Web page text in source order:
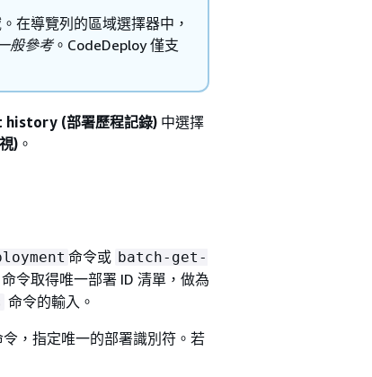
在導覽列的區域選擇器中，
般參考。CodeDeploy 僅支
history (部署歷程記錄) 中選擇
) 。
命令或 batch-get-
命令取得唯一部署 ID 清單，做為
命令的輸入。
令，指定唯一的部署識別符。若